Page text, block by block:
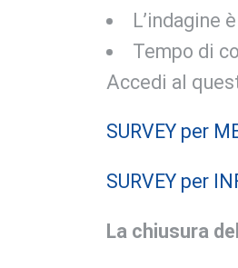
L’indagine
Tempo di
Accedi al
SURVEY per
SURVEY per
La chiusura